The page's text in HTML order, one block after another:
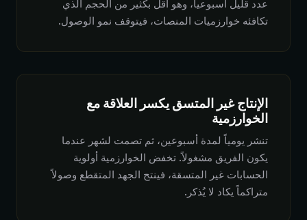
عدد قليل أسبوعياً، وهو أقل بكثير من الحجم الذي
تكافئه خوارزميات المنصات، فيتوقف نمو الوصول.
الإنتاج غير المتسق يكسر العلاقة مع
الخوارزمية
تنشر يومياً لمدة أسبوعين، ثم تصمت لشهر عندما
يكون الفريق مشغولاً. تخفض الخوارزمية أولوية
الحسابات غير المتسقة، فينتج الجهد المتقطع وصولاً
متراكماً يكاد لا يُذكر.